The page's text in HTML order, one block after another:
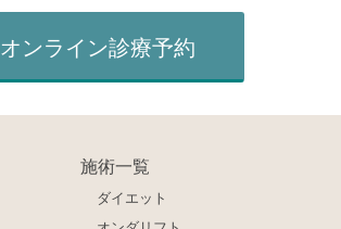
オンライン診療予約
施術一覧
ダイエット